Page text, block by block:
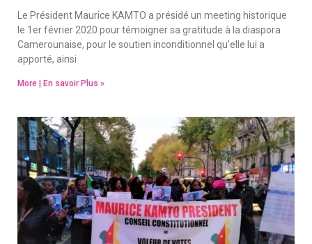
Le Président Maurice KAMTO a présidé un meeting historique
le 1er février 2020 pour témoigner sa gratitude à la diaspora
Camerounaise, pour le soutien inconditionnel qu’elle lui a
apporté, ainsi
More | En savoir Plus »